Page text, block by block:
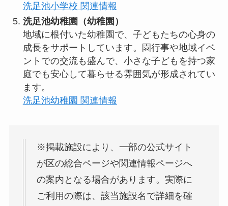
洗足池小学校 関連情報
洗足池幼稚園（幼稚園）
地域に根付いた幼稚園で、子どもたちの心身の
成長をサポートしています。園行事や地域イベ
ントでの交流も盛んで、小さな子どもを持つ家
庭でも安心して暮らせる雰囲気が形成されてい
ます。
洗足池幼稚園 関連情報
※掲載施設により、一部の公式サイト
が区の総合ページや関連情報ページへ
の案内となる場合があります。実際に
ご利用の際は、該当施設名で詳細を確